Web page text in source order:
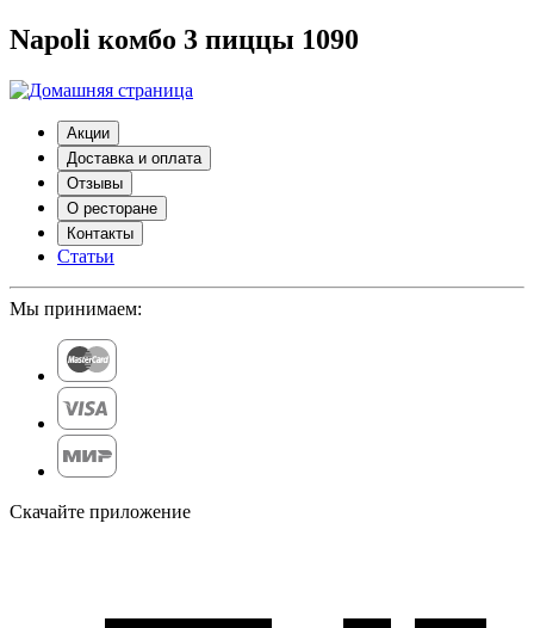
Napoli комбо 3 пиццы 1090
Акции
Доставка и оплата
Отзывы
О ресторане
Контакты
Статьи
Мы принимаем:
Скачайте приложение